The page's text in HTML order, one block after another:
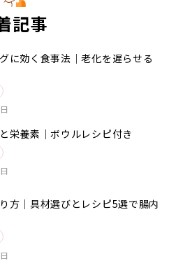
記事
に効く食事法｜老化を遅らせる
栄養素｜ボウルレシピ付き
方｜具材選びとレシピ5選で腸内